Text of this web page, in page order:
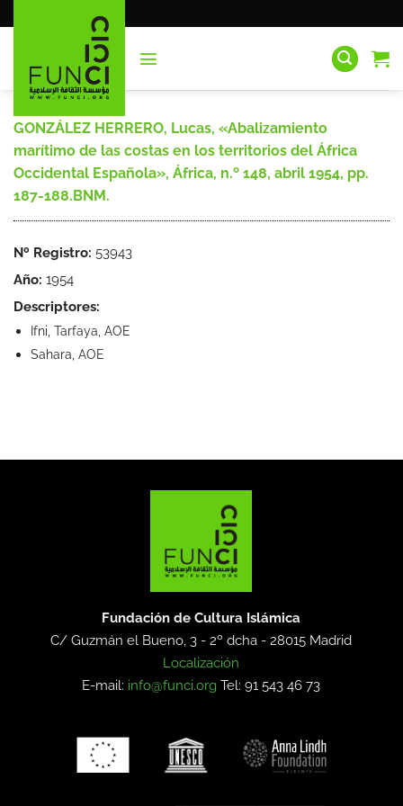
al
GONZÁLEZ HERRERO, Lucas, «Abalizamiento
marítimo de las costas en los territorios del África
Occidental Española», África, n.º 148, abril 1954, pp.
187-188.BNM.
Nº Registro: 53943
Año: 1954
Descriptores:
Ifni, Tarfaya, AOE
Sahara, AOE
Fundación de Cultura Islámica
C/ Guzmán el Bueno, 3 - 2º dcha -28015 Madrid
Localización
E-mail: info@funci.org Tel: 91 543 46 73